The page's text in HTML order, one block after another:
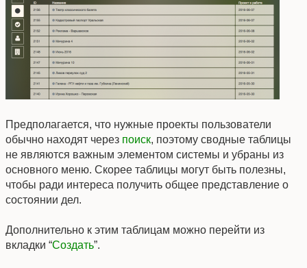
Предполагается, что нужные проекты пользователи
обычно находят через поиск, поэтому сводные таблицы
не являются важным элементом системы и убраны из
основного меню. Скорее таблицы могут быть полезны,
чтобы ради интереса получить общее представление о
состоянии дел.
Дополнительно к этим таблицам можно перейти из
вкладки “Создать”.